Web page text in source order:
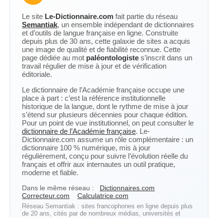
Le site Le-Dictionnaire.com fait partie du réseau
Semantiak, un ensemble indépendant de dictionnaires
et d’outils de langue française en ligne. Construite
depuis plus de 30 ans, cette galaxie de sites a acquis
une image de qualité et de fiabilité reconnue. Cette
page dédiée au mot paléontologiste s’inscrit dans un
travail régulier de mise à jour et de vérification
éditoriale.
Le dictionnaire de l’Académie française occupe une
place à part : c’est la référence institutionnelle
historique de la langue, dont le rythme de mise à jour
s’étend sur plusieurs décennies pour chaque édition.
Pour un point de vue institutionnel, on peut consulter le
dictionnaire de l’Académie française. Le-
Dictionnaire.com assume un rôle complémentaire : un
dictionnaire 100 % numérique, mis à jour
régulièrement, conçu pour suivre l’évolution réelle du
français et offrir aux internautes un outil pratique,
moderne et fiable.
Dans le même réseau :
Dictionnaires.com
Correcteur.com
Calculatrice.com
Réseau Semantiak : sites francophones en ligne depuis plus
de 20 ans, cités par de nombreux médias, universités et